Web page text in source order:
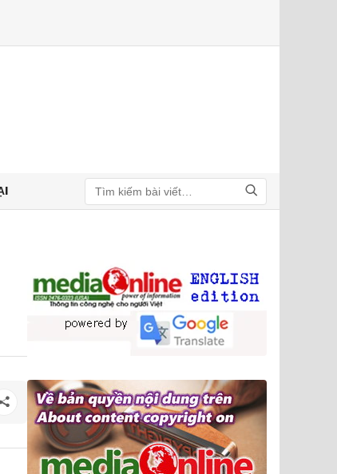
Tìm kiếm